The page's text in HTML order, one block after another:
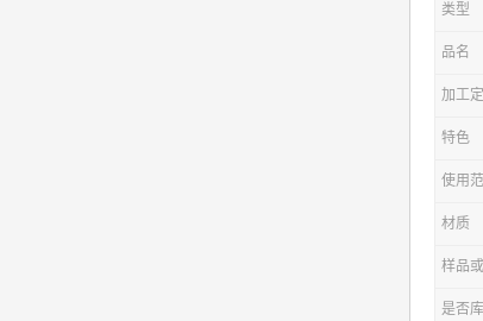
类型
品名
加工
特色
使用
材质
样品
是否